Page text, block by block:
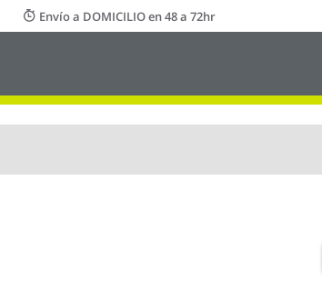
Envío a DOMICILIO en 48 a 72hr